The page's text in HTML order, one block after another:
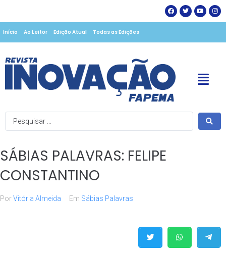
Início Ao Leitor Edição Atual Todas as Edições
SÁBIAS PALAVRAS: FELIPE
CONSTANTINO
PorVitória Almeida Em Sábias Palavras